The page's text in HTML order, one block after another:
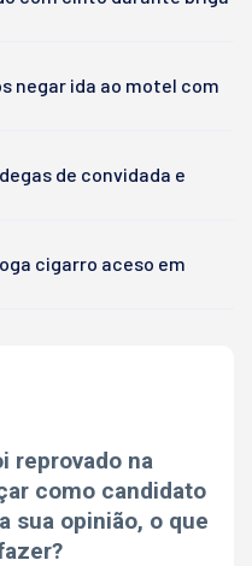
negar ida ao motel com
de convidada e
cigarro aceso em
reprovado na
como candidato
sua opinião, o que